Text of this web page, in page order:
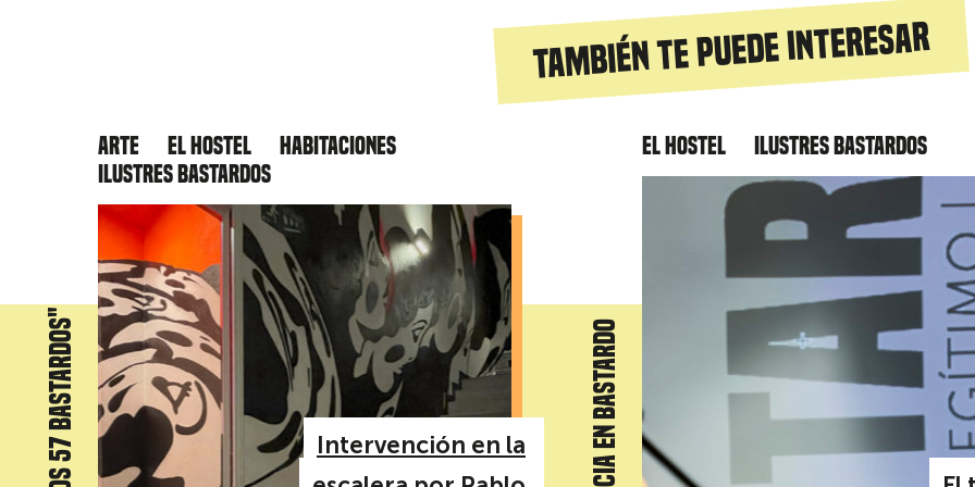
También te puede interesar
Arte El hostel
Habitaciones
Ilustres Bastardos
Intervención en la
El hostel Ilustres Bastardos